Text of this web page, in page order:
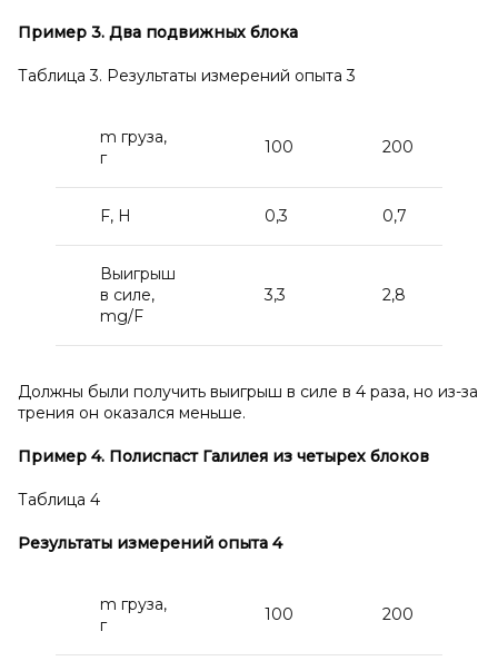
Пример 3. Два подвижных блока
Таблица 3. Результаты измерений опыта 3
m груза,
г
100 200
F, H 0,3 0,7
Выигрыш
в силе,
mg/F
3,3 2,8
Должны были получить выигрыш в силе в 4 раза, но из-за
трения он оказался меньше.
Пример 4. Полиспаст Галилея из четырех блоков
Таблица 4
Результаты измерений опыта 4
m груза,
г
100 200